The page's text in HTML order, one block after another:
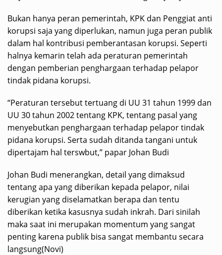
Bukan hanya peran pemerintah, KPK dan Penggiat anti
korupsi saja yang diperlukan, namun juga peran publik
dalam hal kontribusi pemberantasan korupsi. Seperti
halnya kemarin telah ada peraturan pemerintah
dengan pemberian penghargaan terhadap pelapor
tindak pidana korupsi.
“Peraturan tersebut tertuang di UU 31 tahun 1999 dan
UU 30 tahun 2002 tentang KPK, tentang pasal yang
menyebutkan penghargaan terhadap pelapor tindak
pidana korupsi. Serta sudah ditanda tangani untuk
dipertajam hal terswbut,” papar Johan Budi
Johan Budi menerangkan, detail yang dimaksud
tentang apa yang diberikan kepada pelapor, nilai
kerugian yang diselamatkan berapa dan tentu
diberikan ketika kasusnya sudah inkrah. Dari sinilah
maka saat ini merupakan momentum yang sangat
penting karena publik bisa sangat membantu secara
langsung(Novi)